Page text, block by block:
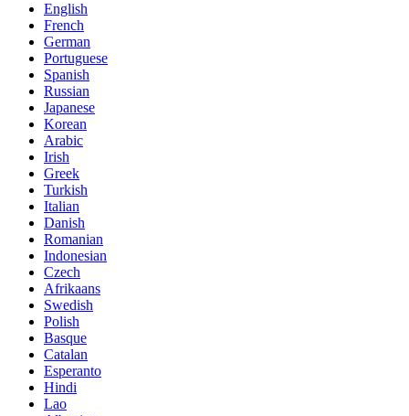
English
French
German
Portuguese
Spanish
Russian
Japanese
Korean
Arabic
Irish
Greek
Turkish
Italian
Danish
Romanian
Indonesian
Czech
Afrikaans
Swedish
Polish
Basque
Catalan
Esperanto
Hindi
Lao